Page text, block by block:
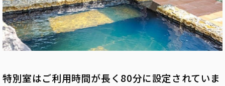
特別室はご利用時間が長く80分に設定されていま